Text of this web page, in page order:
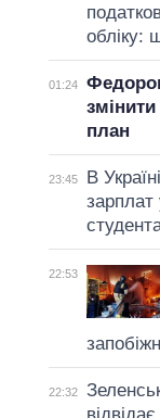
обліку:
01:24
план
23:45
В
зарплат
22:53
22:32